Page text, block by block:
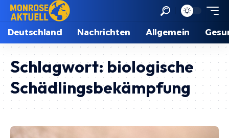
Deutschland Nachrichten Allgemein
Schlagwort: biologische
Schädlingsbekämpfung